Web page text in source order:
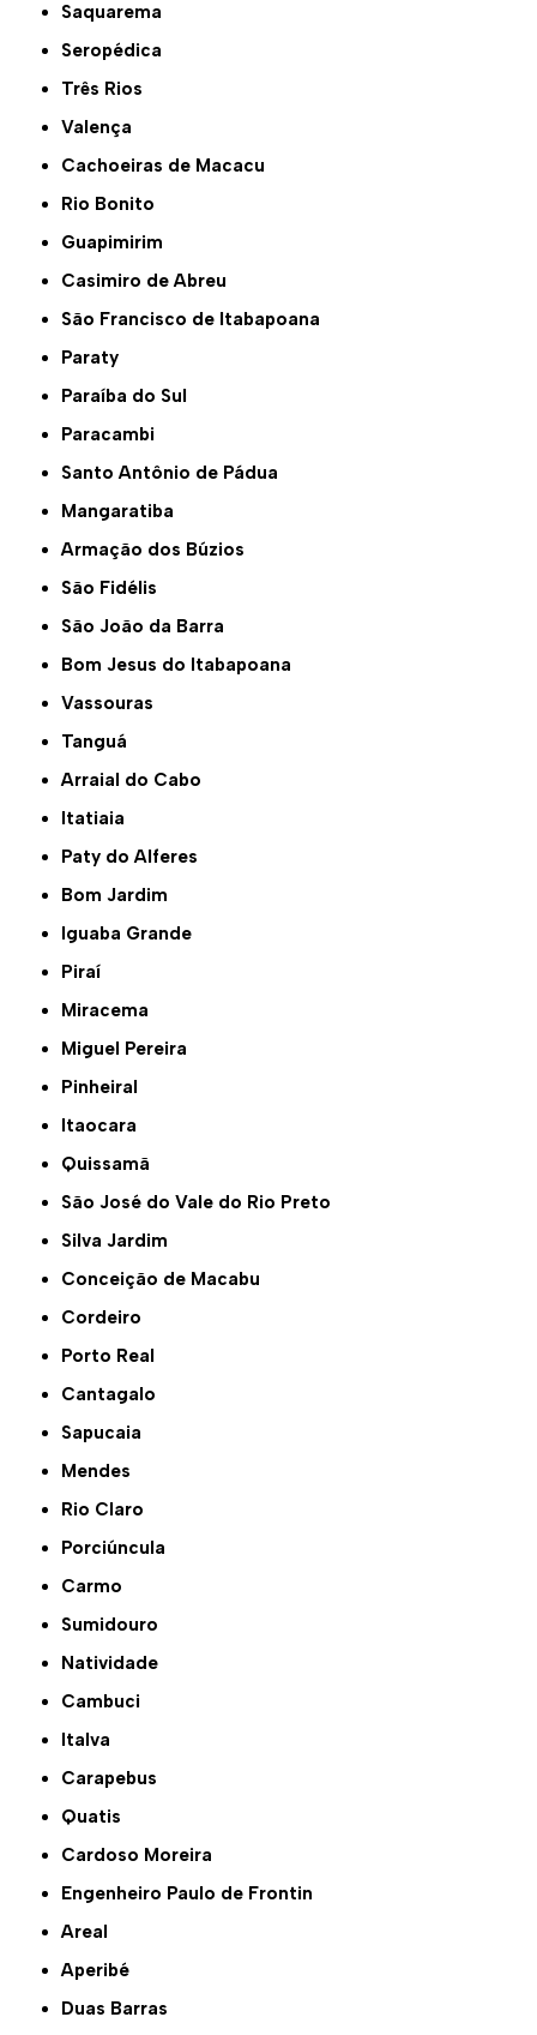
Saquarema
Seropédica
Três Rios
Valença
Cachoeiras de Macacu
Rio Bonito
Guapimirim
Casimiro de Abreu
São Francisco de Itabapoana
Paraty
Paraíba do Sul
Paracambi
Santo Antônio de Pádua
Mangaratiba
Armação dos Búzios
São Fidélis
São João da Barra
Bom Jesus do Itabapoana
Vassouras
Tanguá
Arraial do Cabo
Itatiaia
Paty do Alferes
Bom Jardim
Iguaba Grande
Piraí
Miracema
Miguel Pereira
Pinheiral
Itaocara
Quissamã
São José do Vale do Rio Preto
Silva Jardim
Conceição de Macabu
Cordeiro
Porto Real
Cantagalo
Sapucaia
Mendes
Rio Claro
Porciúncula
Carmo
Sumidouro
Natividade
Cambuci
Italva
Carapebus
Quatis
Cardoso Moreira
Engenheiro Paulo de Frontin
Areal
Aperibé
Duas Barras